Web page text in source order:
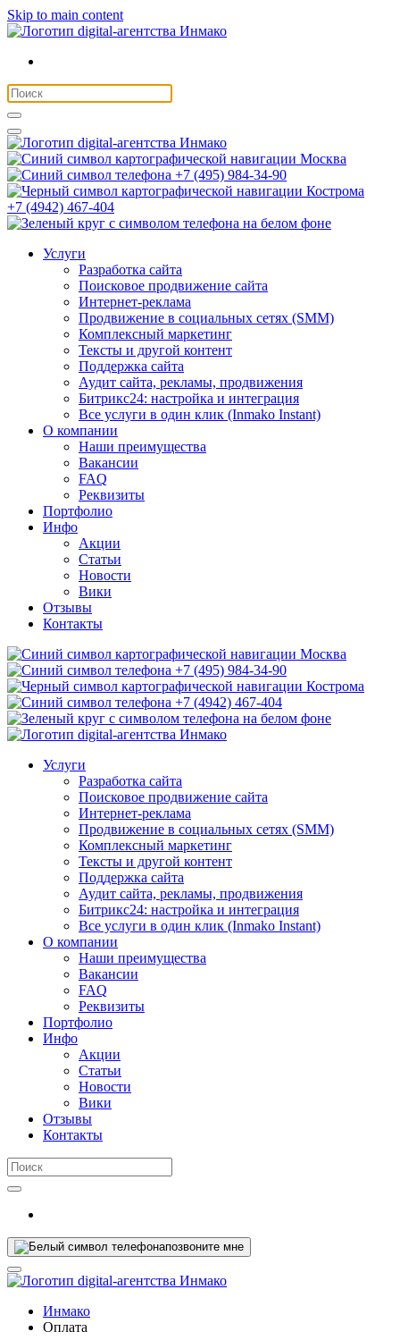
Skip to main content
Москва
+7 (495) 984-34-90
Кострома
+7 (4942) 467-404
Услуги
Разработка сайта
Поисковое продвижение сайта
Интернет-реклама
Продвижение в социальных сетях (SMM)
Комплексный маркетинг
Тексты и другой контент
Поддержка сайта
Аудит сайта, рекламы, продвижения
Битрикс24: настройка и интеграция
Все услуги в один клик (Inmako Instant)
О компании
Наши преимущества
Вакансии
FAQ
Реквизиты
Портфолио
Инфо
Акции
Статьи
Новости
Вики
Отзывы
Контакты
Москва
+7 (495) 984-34-90
Кострома
+7 (4942) 467-404
Услуги
Разработка сайта
Поисковое продвижение сайта
Интернет-реклама
Продвижение в социальных сетях (SMM)
Комплексный маркетинг
Тексты и другой контент
Поддержка сайта
Аудит сайта, рекламы, продвижения
Битрикс24: настройка и интеграция
Все услуги в один клик (Inmako Instant)
О компании
Наши преимущества
Вакансии
FAQ
Реквизиты
Портфолио
Инфо
Акции
Статьи
Новости
Вики
Отзывы
Контакты
позвоните мне
Инмако
Оплата